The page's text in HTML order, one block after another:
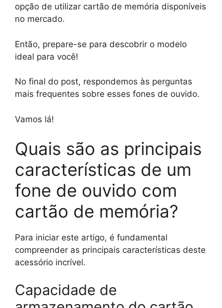
opção de utilizar cartão de memória disponíveis
no mercado.
Então, prepare-se para descobrir o modelo
ideal para você!
No final do post, respondemos às perguntas
mais frequentes sobre esses fones de ouvido.
Vamos lá!
Quais são as principais
características de um
fone de ouvido com
cartão de memória?
Para iniciar este artigo, é fundamental
compreender as principais características deste
acessório incrível.
Capacidade de